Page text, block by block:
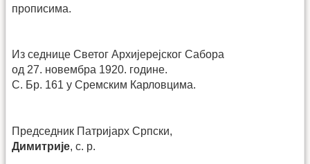
прописима.
Из седнице Светог Архијерејског Сабора
од 27. новембра 1920. године.
С. Бр. 161 у Сремским Карловцима.
Председник Патријарх Српски,
Димитрије, с. р.